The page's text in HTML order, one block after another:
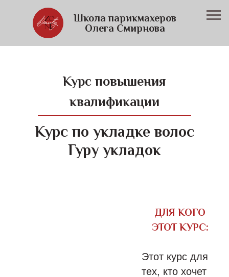
Школа парикмахеров
Олега Смирнова
Курс повышения
квалификации
Курс по укладке волос
Гуру укладок
ДЛЯ КОГО
ЭТОТ КУРС:
Этот курс для
тех, кто хочет